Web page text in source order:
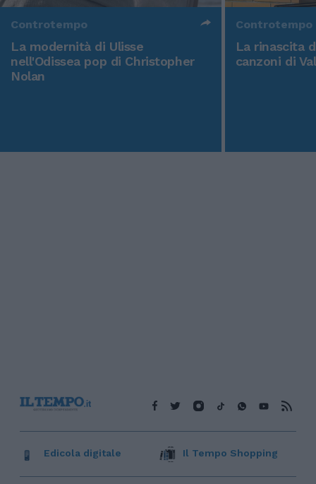
Controtempo
La modernità di Ulisse
nell'Odissea pop di Christopher
Nolan
Controtempo
La rinascita
canzoni di
Edicola digitale Il Tempo Shopping